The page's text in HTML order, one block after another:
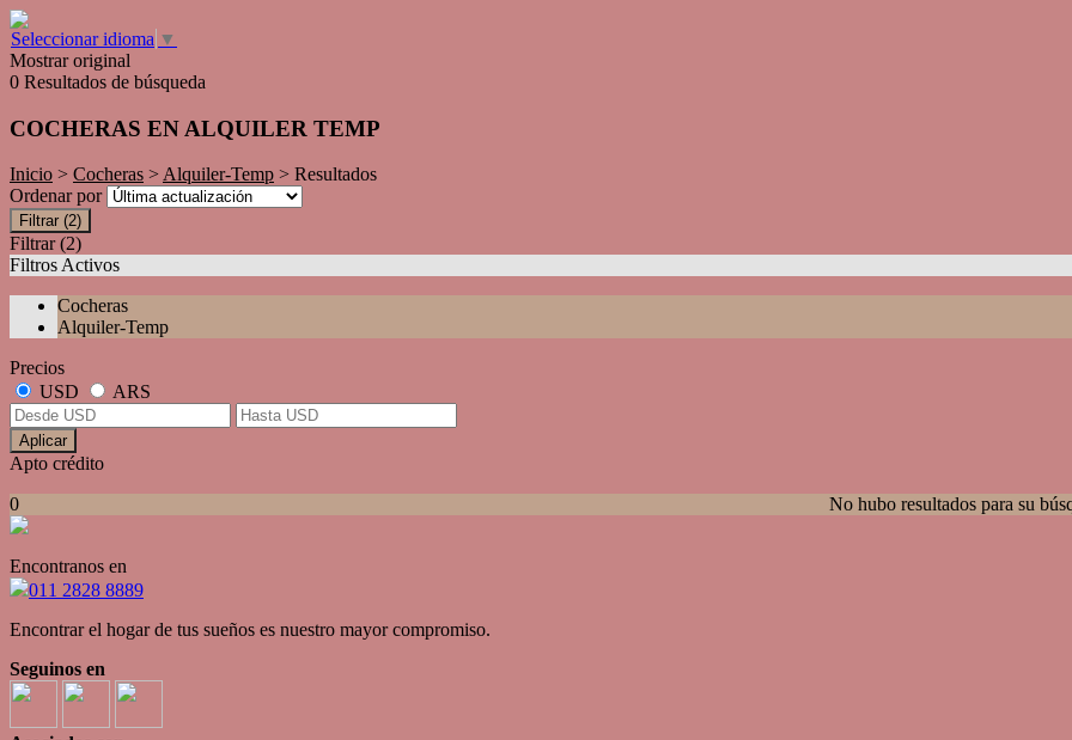
Seleccionar idioma ▼
Mostrar original
0 Resultados de búsqueda
COCHERAS EN ALQUILER TEMP
Inicio > Cocheras >Alquiler-Temp > Resultados
Ordenar por
Filtrar (2)
Filtrar (2)
Filtros Activos
Cocheras
Alquiler-Temp
Precios
USD
ARS
Aplicar
Apto crédito
No hubo resultados para su
0
Encontranos en
011 2828 8889
Encontrar el hogar de tus sueños es nuestro mayor compromiso.
Seguinos en